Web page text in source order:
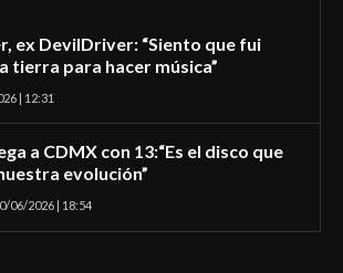
ex DevilDriver: “Siento que fui
tierra para hacer música”
| 12:31
a CDMX con 13:“Es el disco que
evolución”
06/2026 | 18:54